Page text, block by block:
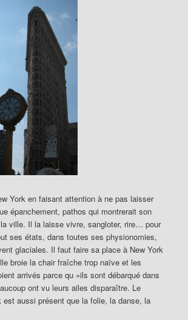
York en faisant attention à ne pas laisser
épanchement, pathos qui montrerait son
ville. Il la laisse vivre, sangloter, rire… pour
ses états, dans toutes ses physionomies,
glaciales. Il faut faire sa place à New York
broie la chair fraîche trop naïve et les
arrivés parce qu »ils sont débarqué dans
ont vu leurs ailes disparaître. Le
est aussi présent que la folie, la danse, la